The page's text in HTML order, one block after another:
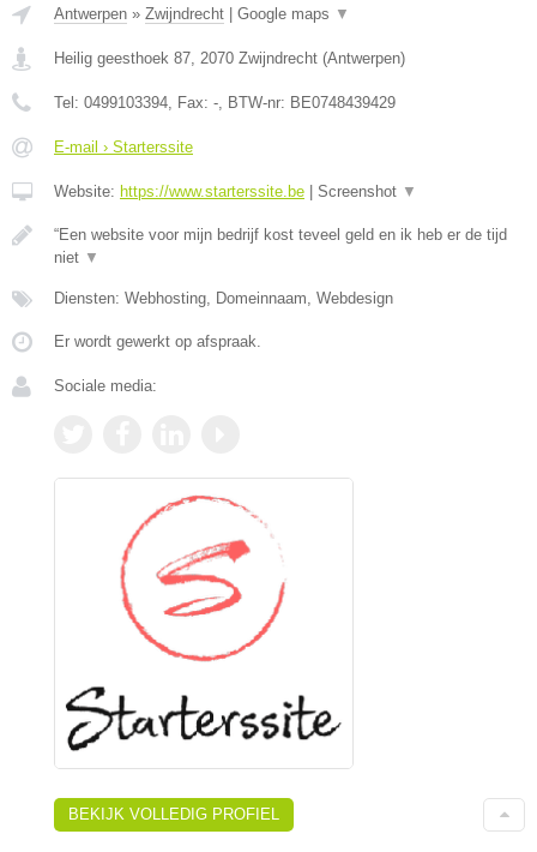
Antwerpen » Zwijndrecht | Google maps ▼
Heilig geesthoek 87 2070 Zwijndrecht (Antwerpen)
Tel: 0499103394 , Fax: - , BTW-nr: BE0748439429
E-mail › Starterssite
Website: https://www.starterssite.be | Screenshot ▼
“Een website voor mijn bedrijf kost teveel geld en ik heb er de tijd
niet ▼
Diensten: Webhosting, Domeinnaam, Webdesign
Er wordt gewerkt op afspraak.
Sociale media:
BEKIJK VOLLEDIG PROFIEL